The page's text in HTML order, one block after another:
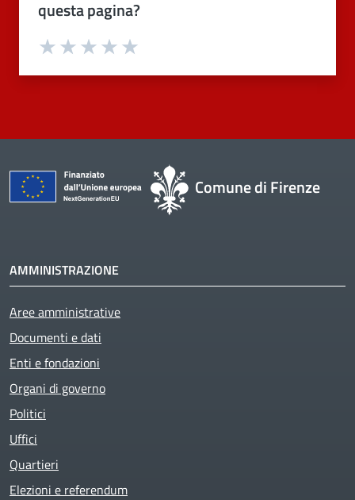
questa pagina?
Valuta 4 stelle su 5
Valuta 3 stelle su 5
Valuta 2 stelle su 5
Valuta 1 stelle su 5
Comune di Firenze
AMMINISTRAZIONE
Aree amministrative
Documenti e dati
Enti e fondazioni
Organi di governo
Politici
Uffici
Quartieri
Elezioni e referendum